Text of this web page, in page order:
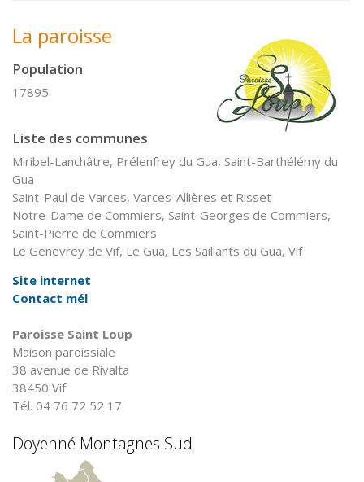
La paroisse
Population
17895
Liste des communes
Miribel-Lanchâtre, Prélenfrey du Gua, Saint-Barthélémy du
Gua
Saint-Paul de Varces, Varces-Allières et Risset
Notre-Dame de Commiers, Saint-Georges de Commiers,
Saint-Pierre de Commiers
Le Genevrey de Vif, Le Gua, Les Saillants du Gua, Vif
Site internet
Contact mél
Paroisse Saint Loup
Maison paroissiale
38 avenue de Rivalta
38450 Vif
Tél. 04 76 72 52 17
Doyenné Montagnes Sud